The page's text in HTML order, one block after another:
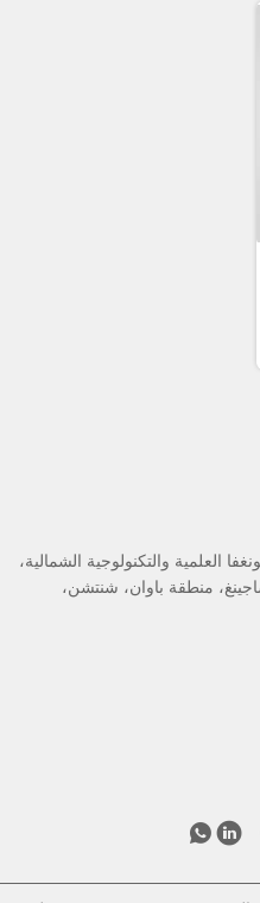
2، حديقة يونغفا العلمية والتكنولوجية الشمالية،
منطقة باوان، شنتشن،